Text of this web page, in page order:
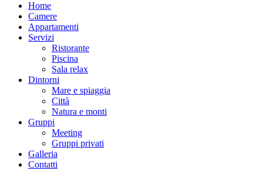
Home
Camere
Appartamenti
Servizi
Ristorante
Piscina
Sala relax
Dintorni
Mare e spiaggia
Città
Natura e monti
Gruppi
Meeting
Gruppi privati
Galleria
Contatti